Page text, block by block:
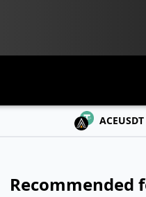
ACEUSDT 0.1124 -
Recommended